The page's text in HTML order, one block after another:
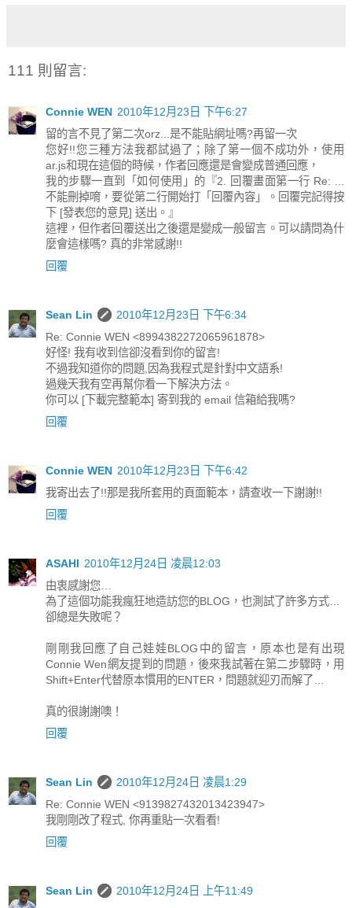
111 則留言:
Connie WEN 2010年12月23日 下午6:27
留的言不見了第二次orz...是不能貼網址嗎?再留一次
您好!!您三種方法我都試過了；除了第一個不成功外，使用
ar.js和現在這個的時候，作者回應還是會變成普通回應，
我的步驟一直到「如何使用」的『2. 回覆畫面第一行 Re: ...
不能刪掉唷，要從第二行開始打「回覆內容」。回覆完記得按
下 [發表您的意見] 送出。』
這裡，但作者回覆送出之後還是變成一般留言。可以請問為什
麼會這樣嗎? 真的非常感謝!!
回覆
Sean Lin
2010年12月23日 下午6:34
Re: Connie WEN <8994382272065961878>
好怪! 我有收到信卻沒看到你的留言!
不過我知道你的問題,因為我程式是針對中文語系!
過幾天我有空再幫你看一下解決方法。
你可以 [下載完整範本] 寄到我的 email 信箱給我嗎?
回覆
Connie WEN 2010年12月23日 下午6:42
我寄出去了!!那是我所套用的頁面範本，請查收一下謝謝!!
回覆
ASAHI 2010年12月24日 凌晨12:03
由衷感謝您…
為了這個功能我瘋狂地造訪您的BLOG，也測試了許多方式…
卻總是失敗呢？
剛剛我回應了自己娃娃BLOG中的留言，原本也是有出現
Connie Wen網友提到的問題，後來我試著在第二步驟時，用
Shift+Enter代替原本慣用的ENTER，問題就迎刃而解了…
真的很謝謝噢！
回覆
Sean Lin
2010年12月24日 凌晨1:29
Re: Connie WEN <9139827432013423947>
我剛剛改了程式, 你再重貼一次看看!
回覆
Sean Lin
2010年12月24日 上午11:49